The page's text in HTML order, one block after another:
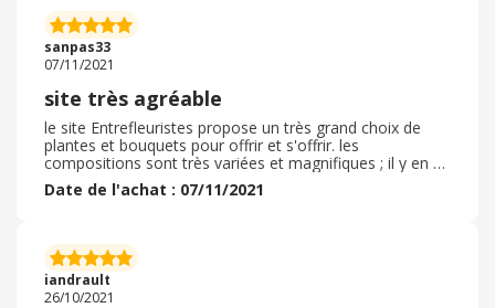
grand mère a été très contente. Je recommande
vivement ce site qui permet de commander partout en
France. Merci
sanpas33
07/11/2021
site très agréable
le site Entrefleuristes propose un très grand choix de
plantes et bouquets pour offrir et s'offrir. les
compositions sont très variées et magnifiques ; il y en a
pour tous les goûts, du très classique au plus
excentrique. Les articles vendus sont plutôt de bonne
envie de tout acheter. La livraison est rapide et faite de
façon soignée. un site à consulter souvent pour se faire
plaisir !
Date de l'achat : 07/11/2021
iandrault
26/10/2021